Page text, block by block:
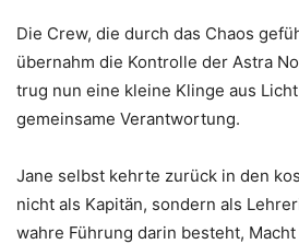
Die Crew, die durch das Chaos
übernahm die Kontrolle der Astra
trug nun eine kleine Klinge aus
gemeinsame Verantwortung.
Jane selbst kehrte zurück in den
nicht als Kapitän, sondern als
wahre Führung darin besteht,